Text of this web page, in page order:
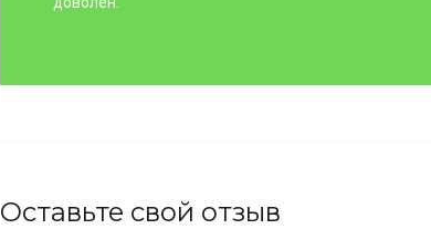
Оставьте свой отзыв